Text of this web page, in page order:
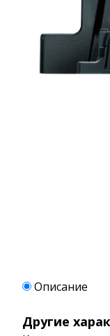
Описание
Другие